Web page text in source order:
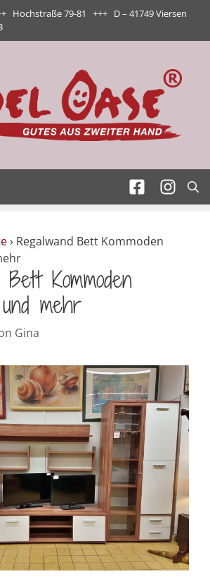
Hochstraße 79-81 +++ D – 41749 Viersen
› Regalwand Bett Kommoden
Bett Kommoden
mehr
Gina